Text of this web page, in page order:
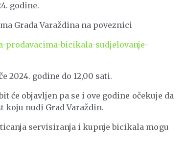
godine.
Grada Varaždina na poveznici
bicikala-sudjelovanje-
2024. godine do 12,00 sati.
će objavljen pa se i ove godine očekuje da
nudi Grad Varaždin.
servisiranja i kupnje bicikala mogu